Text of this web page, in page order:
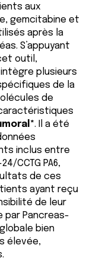
aux
gemcitabine et
après la
S’appuyant
outil,
intègre plusieurs
de la
de
. Il a été
inclus entre
CCTG PA6,
de ces
ayant reçu
de leur
par Pancreas-
bien
élevée,